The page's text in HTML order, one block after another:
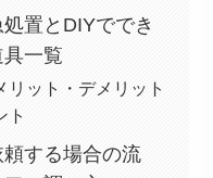
置とDIYででき
一覧
リット・デメリット
ト
する場合の流